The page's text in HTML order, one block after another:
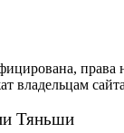
права
владельцам